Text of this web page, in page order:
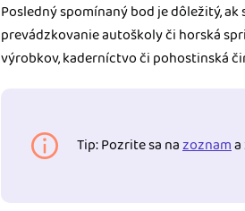
Posledný spomínaný bod je dôležitý,
prevádzkovanie autoškoly či horská
výrobkov, kaderníctvo či pohostinská
Tip: Pozrite sa nazoznam